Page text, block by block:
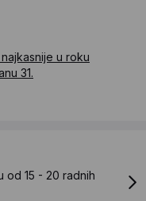
u roku
31.
od 15 - 20 radnih